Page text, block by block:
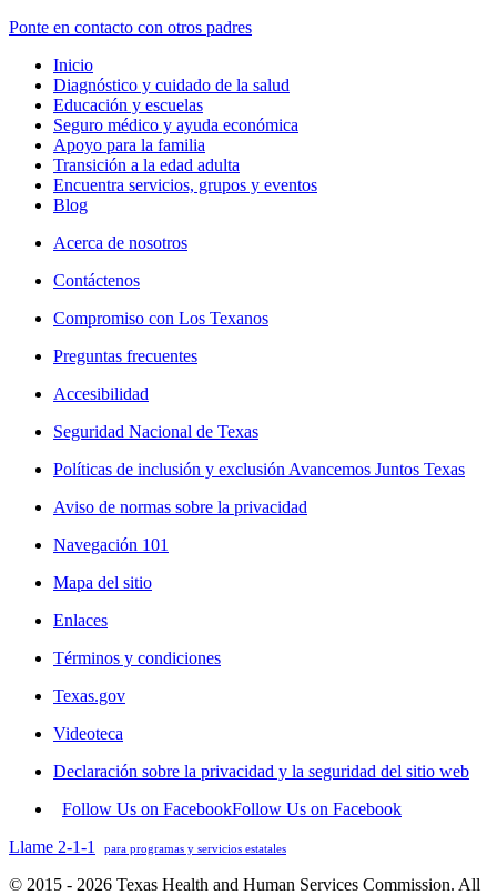
Ponte en contacto con otros padres
Inicio
Diagnóstico y cuidado de la salud
Educación y escuelas
Seguro médico y ayuda económica
Apoyo para la familia
Transición a la edad adulta
Encuentra servicios, grupos y eventos
Blog
Acerca de nosotros
Contáctenos
Compromiso con Los Texanos
Preguntas frecuentes
Accesibilidad
Seguridad Nacional de Texas
Políticas de inclusión y exclusión Avancemos Juntos Texas
Aviso de normas sobre la privacidad
Navegación 101
Mapa del sitio
Enlaces
Términos y condiciones
Texas.gov
Videoteca
Declaración sobre la privacidad y la seguridad del sitio web
Follow Us on FacebookFollow Us on Facebook
Llame 2-1-1
para programas y servicios estatales
© 2015 - 2026 Texas Health and Human Services Commission. All